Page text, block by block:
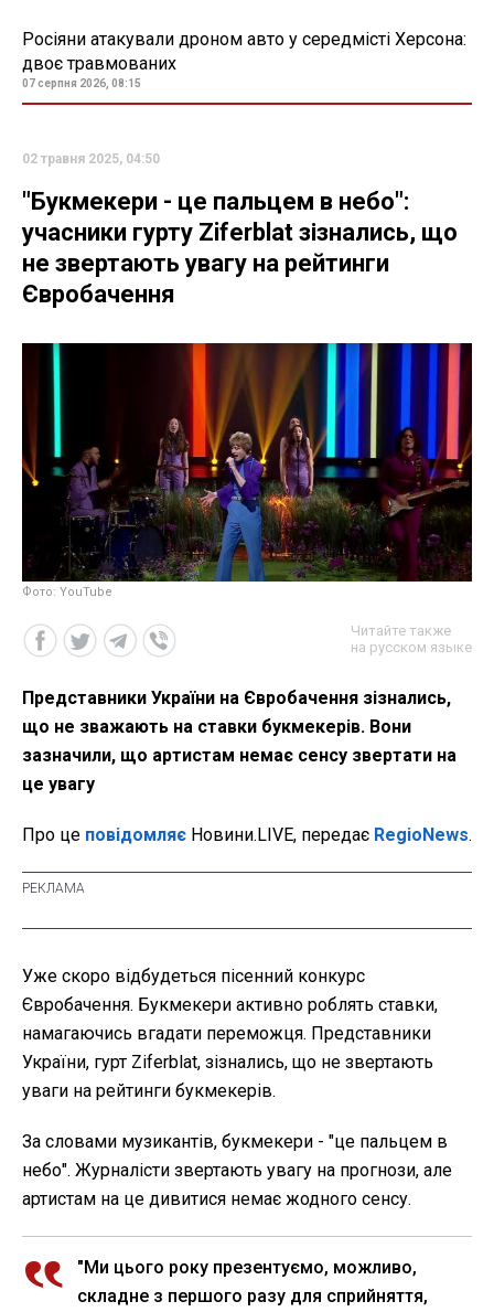
Росіяни атакували дроном авто у середмісті Херсона:
двоє травмованих
07 серпня 2026, 08:15
02 травня 2025, 04:50
"Букмекери - це пальцем в небо":
учасники гурту Ziferblat зізнались, що
не звертають увагу на рейтинги
Євробачення
Фото: YouTube
Читайте также
на русском языке
Представники України на Євробачення зізнались,
що не зважають на ставки букмекерів. Вони
зазначили, що артистам немає сенсу звертати на
це увагу
Про це повідомляє Новини.LIVE, передає RegioNews.
Уже скоро відбудеться пісенний конкурс
Євробачення. Букмекери активно роблять ставки,
намагаючись вгадати переможця. Представники
України, гурт Ziferblat, зізнались, що не звертають
уваги на рейтинги букмекерів.
За словами музикантів, букмекери - "це пальцем в
небо". Журналісти звертають увагу на прогнози, але
артистам на це дивитися немає жодного сенсу.
"Ми цього року презентуємо, можливо,
складне з першого разу для сприйняття,